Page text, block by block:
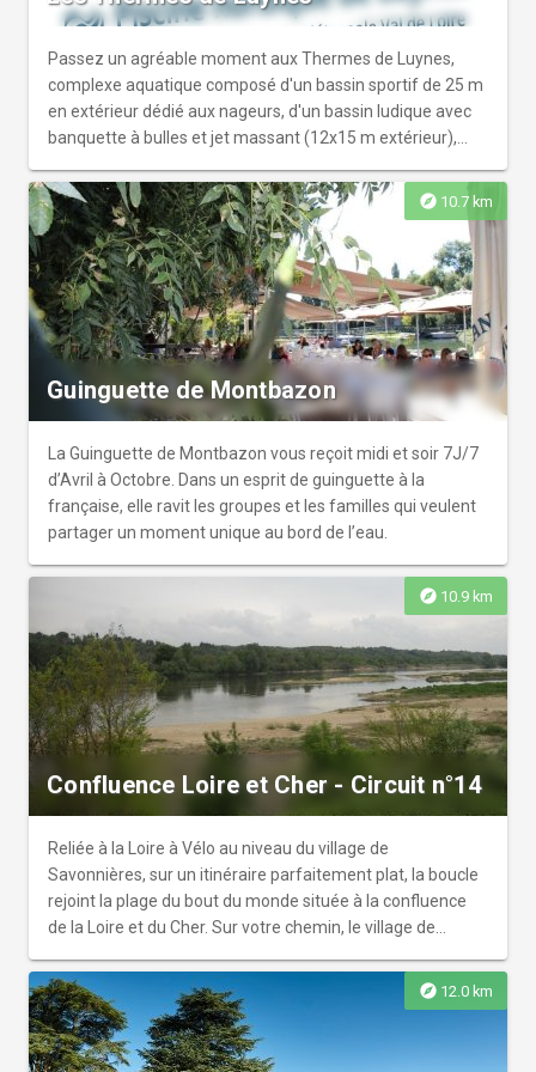
Passez un agréable moment aux Thermes de Luynes,
complexe aquatique composé d'un bassin sportif de 25 m
en extérieur dédié aux nageurs, d'un bassin ludique avec
banquette à bulles et jet massant (12x15 m extérieur),
Ouvert toute l'année, le complexe dispose aussi d'un
espace détente comprenant un hammam, 2 sauna,
douche sensorielle, sot d’eau froide et spa ainsi qu'une
boutique SPEEDO et une cafétéria.
explore 10.7 km
Guinguette de Montbazon
La Guinguette de Montbazon vous reçoit midi et soir 7J/7
d’Avril à Octobre. Dans un esprit de guinguette à la
française, elle ravit les groupes et les familles qui veulent
partager un moment unique au bord de l’eau.
explore 10.9 km
Confluence Loire et Cher - Circuit n°14
Reliée à la Loire à Vélo au niveau du village de
Savonnières, sur un itinéraire parfaitement plat, la boucle
rejoint la plage du bout du monde située à la confluence
de la Loire et du Cher. Sur votre chemin, le village de
méritent une halte.
explore 12.0 km